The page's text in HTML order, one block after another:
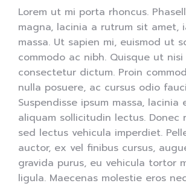
Lorem ut mi porta rhoncus.
magna, lacinia a rutrum sit amet,
massa. Ut sapien mi, euismod ut
commodo ac nibh. Quisque ut
consectetur dictum. Proin
nulla posuere, ac cursus odio
Suspendisse ipsum massa,
aliquam sollicitudin lectus. Donec
sed lectus vehicula imperdiet.
auctor, ex vel finibus cursus,
gravida purus, eu vehicula tortor
ligula. Maecenas molestie eros